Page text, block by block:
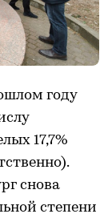
году
17,7%
снова
степени